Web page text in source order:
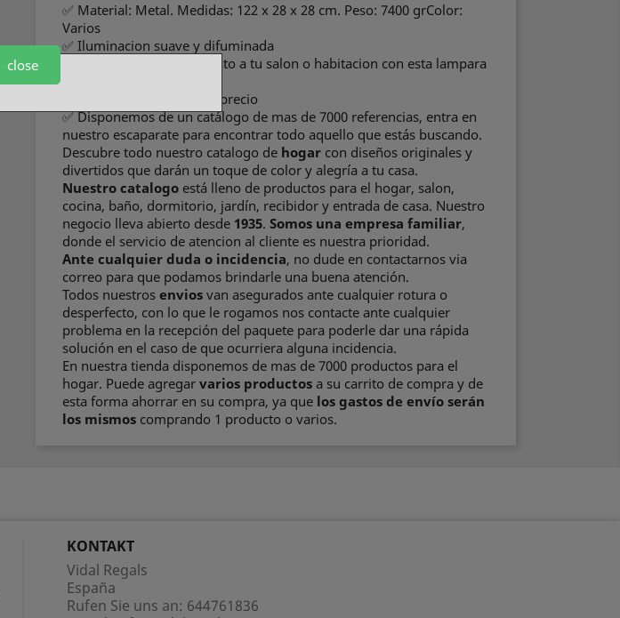
✅ Material: Metal. Medidas: 122 x 28 x 28 cm. Peso: 7400 grColor:
Varios
✅ Iluminacion suave y difuminada
✅ Dale un ambiente distinto a tu salon o habitacion con esta lampara
✅ Buena relacion calidad precio
✅ Disponemos de un catálogo de mas de 7000 referencias, entra en
nuestro escaparate para encontrar todo aquello que estás buscando.
Descubre todo nuestro catalogo de hogar con diseños originales y
divertidos que darán un toque de color y alegría a tu casa.
Nuestro catalogo está lleno de productos para el hogar, salon,
cocina, baño, dormitorio, jardín, recibidor y entrada de casa. Nuestro
negocio lleva abierto desde 1935. Somos una empresa familiar,
donde el servicio de atencion al cliente es nuestra prioridad.
Ante cualquier duda o incidencia, no dude en contactarnos via
correo para que podamos brindarle una buena atención.
Todos nuestros envios van asegurados ante cualquier rotura o
desperfecto, con lo que le rogamos nos contacte ante cualquier
problema en la recepción del paquete para poderle dar una rápida
solución en el caso de que ocurriera alguna incidencia.
En nuestra tienda disponemos de mas de 7000 productos para el
hogar. Puede agregar varios productos a su carrito de compra y de
esta forma ahorrar en su compra, ya que los gastos de envío serán
los mismos comprando 1 producto o varios.
close
KONTAKT
Vidal Regals
España
Rufen Sie uns an: 644761836